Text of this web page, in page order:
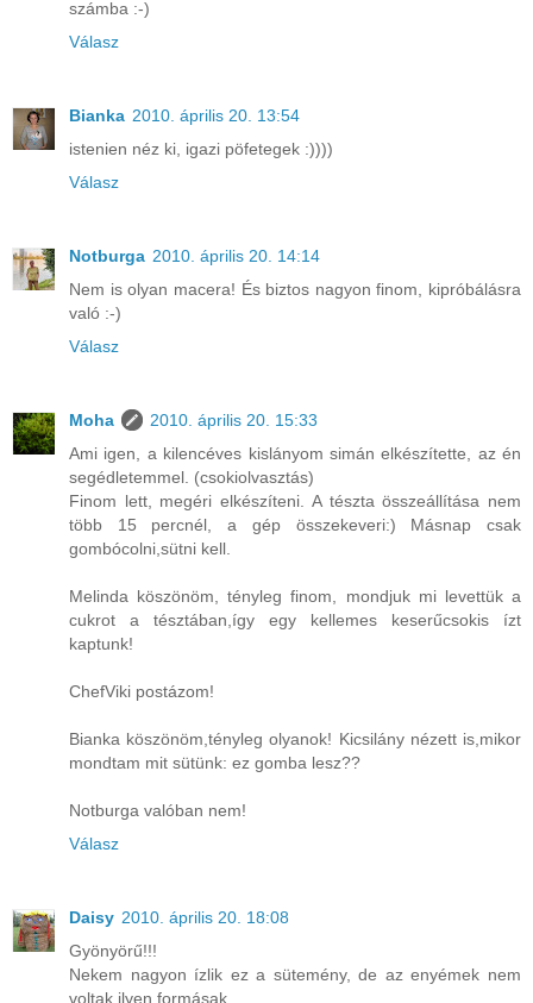
számba :-)
Válasz
Bianka 2010. április 20. 13:54
istenien néz ki, igazi pöfetegek :))))
Válasz
Notburga 2010. április 20. 14:14
Nem is olyan macera! És biztos nagyon finom, kipróbálásra
való :-)
Válasz
Moha
2010. április 20. 15:33
Ami igen, a kilencéves kislányom simán elkészítette, az én
segédletemmel. (csokiolvasztás)
Finom lett, megéri elkészíteni. A tészta összeállítása nem
több 15 percnél, a gép összekeveri:) Másnap csak
gombócolni,sütni kell.
Melinda köszönöm, tényleg finom, mondjuk mi levettük a
cukrot a tésztában,így egy kellemes keserűcsokis ízt
kaptunk!
ChefViki postázom!
Bianka köszönöm,tényleg olyanok! Kicsilány nézett is,mikor
mondtam mit sütünk: ez gomba lesz??
Notburga valóban nem!
Válasz
Daisy 2010. április 20. 18:08
Gyönyörű!!!
Nekem nagyon ízlik ez a sütemény, de az enyémek nem
voltak ilyen formásak.